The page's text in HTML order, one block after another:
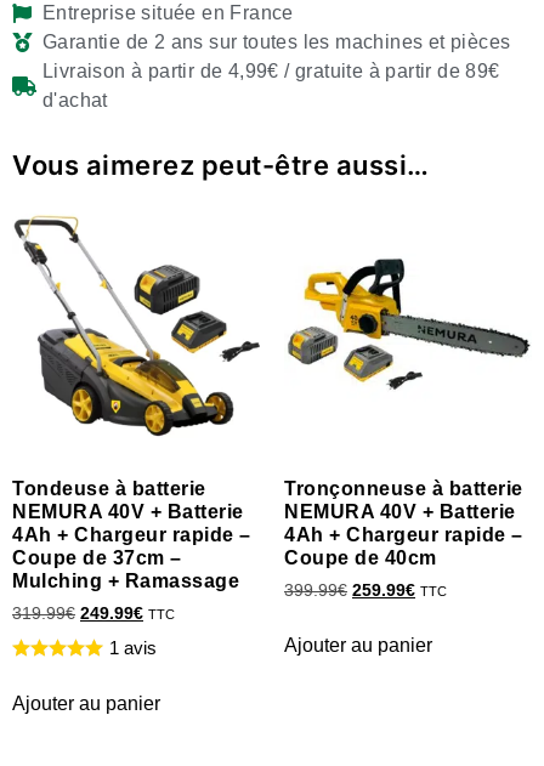
Entreprise située en France
Garantie de 2 ans sur toutes les machines et pièces
Livraison à partir de 4,99€ / gratuite à partir de 89€
d'achat
Vous aimerez peut-être aussi…
Tondeuse à batterie
NEMURA 40V + Batterie
4Ah + Chargeur rapide –
Coupe de 37cm –
Mulching + Ramassage
319.99€ 249.99€ TTC
1 avis
Ajouter au panier
Tronçonneuse à batterie
NEMURA 40V + Batterie
4Ah + Chargeur rapide –
Coupe de 40cm
399.99€ 259.99€ TTC
Ajouter au panier